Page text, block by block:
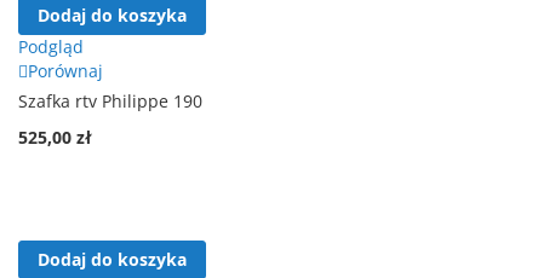
Dodaj do koszyka
Podgląd
Porównaj
Szafka rtv Philippe 190
525,00 zł
Dodaj do koszyka